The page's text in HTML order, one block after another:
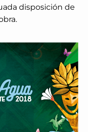
disposición de